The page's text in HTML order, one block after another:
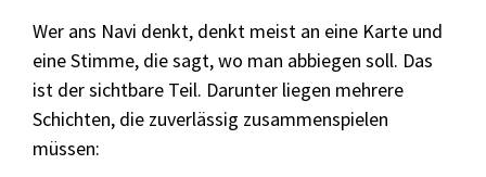
Seminare
und
(FAQ)
Wer ans Navi denkt, denkt meist an eine Karte und
eine Stimme, die sagt, wo man abbiegen soll. Das
ist der sichtbare Teil. Darunter liegen mehrere
Schichten, die zuverlässig zusammenspielen
müssen: